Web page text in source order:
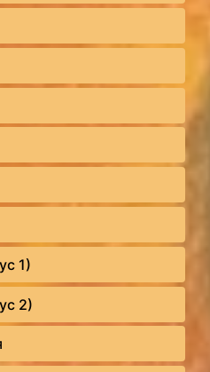
1)
2)